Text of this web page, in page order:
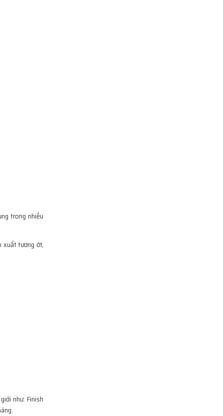
trong nhiều
xuất tương ớt,
như: Finish